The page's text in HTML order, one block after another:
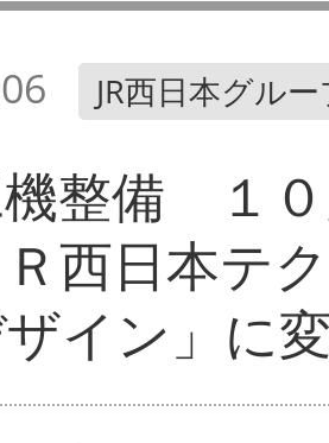
JR西日本グル
整備 １
西日本テ
イン」に